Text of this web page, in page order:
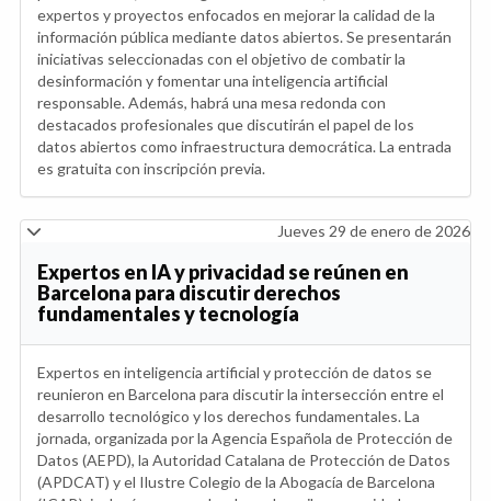
expertos y proyectos enfocados en mejorar la calidad de la
información pública mediante datos abiertos. Se presentarán
iniciativas seleccionadas con el objetivo de combatir la
desinformación y fomentar una inteligencia artificial
responsable. Además, habrá una mesa redonda con
destacados profesionales que discutirán el papel de los
datos abiertos como infraestructura democrática. La entrada
es gratuita con inscripción previa.
Jueves 29 de enero de 2026
Expertos en IA y privacidad se reúnen en
Barcelona para discutir derechos
fundamentales y tecnología
Expertos en inteligencia artificial y protección de datos se
reunieron en Barcelona para discutir la intersección entre el
desarrollo tecnológico y los derechos fundamentales. La
jornada, organizada por la Agencia Española de Protección de
Datos (AEPD), la Autoridad Catalana de Protección de Datos
(APDCAT) y el Ilustre Colegio de la Abogacía de Barcelona